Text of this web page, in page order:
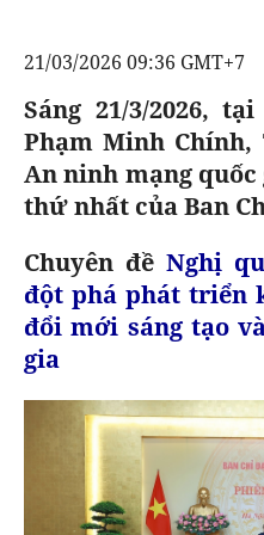
GIẢI TRÍ
DIỄN ĐÀN
CÔNG NGHIỆP VĂN HÓA
NHỊP ĐẬP SỨC KHỎE
X-QUANG TIN ĐỒN
VIẾT LẠI ƯỚC MƠ
GIẢI TRÍ
PHIM
ÂM NHẠC
KBIZ
DU LỊCH
TIN TỨC
ĐIỂM ĐẾN
ẢNH
THẾ GIỚI SAO
HIGHTECH
TIÊU ĐIỂM - SPOTLIGHT
BẠN CẦN BIẾT
INFOGRAPHIC
E-MAGAZINE
21/03/2026 09:36 GMT+7
Sáng 21/3/2026,
Phạm Minh
An ninh mạng
thứ nhất của Ban
Chuyên đề Nghị
đột phá phát triển
đổi mới sáng tạo
gia